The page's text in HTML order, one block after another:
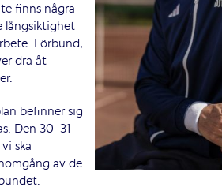
finns några
långsiktighet
Förbund,
dra åt
befinner sig
Den 30-31
ska
av de